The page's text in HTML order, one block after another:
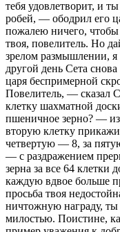
тебя удовлетворит, и
робей, — ободрил его
пожалею ничего,
твоя, повелитель. Но
зрелом размышлении, я
другой день Сета
царя беспримерной
Повелитель, — сказал
клетку шахматной
пшеничное зерно? —
вторую клетку прикажи
четвертую — 8, за
— с раздражением
зерна за все 64 клетки
каждую вдвое больше
просьба твоя
ничтожную награду, ты
милостью. Поистине,